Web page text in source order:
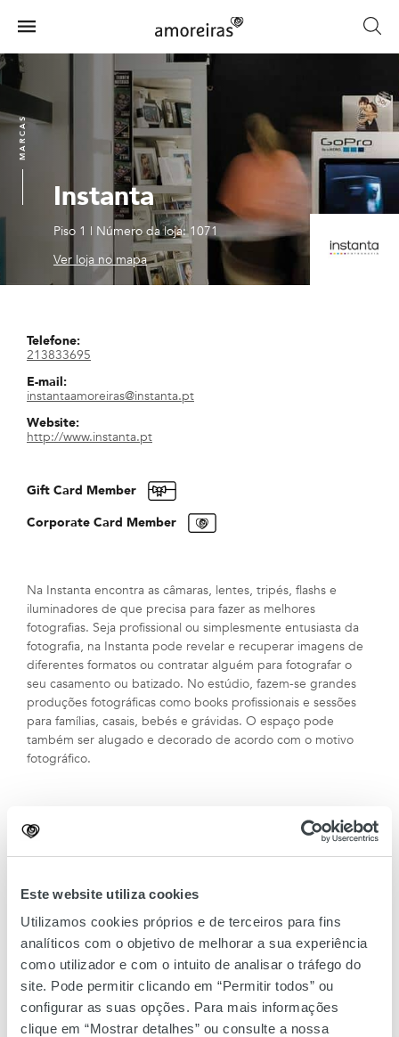
Este website utiliza cookies
Utilizamos cookies próprios e de terceiros para fins
analíticos com o objetivo de melhorar a sua experiência
como utilizador e com o intuito de analisar o tráfego do
site. Pode permitir clicando em “Permitir todos” ou
configurar as suas opções. Para mais informações
clique em “Mostrar detalhes” ou consulte a nossa
main
content
Home
Menu
Instanta
Piso 1 | Número da loja: 1071
Ver loja no mapa
MARCAS
Telefone:
213833695
E-mail:
instantaamoreiras@instanta.pt
Website:
http://www.instanta.pt
Gift Card Member
Corporate Card Member
Na Instanta encontra as câmaras, lentes, tripés, flashs e
iluminadores de que precisa para fazer as melhores
fotografias. Seja profissional ou simplesmente entusiasta da
fotografia, na Instanta pode revelar e recuperar imagens de
diferentes formatos ou contratar alguém para fotografar o
seu casamento ou batizado. No estúdio, fazem-se grandes
produções fotográficas como books profissionais e sessões
para famílias, casais, bebés e grávidas. O espaço pode
também ser alugado e decorado de acordo com o motivo
fotográfico.